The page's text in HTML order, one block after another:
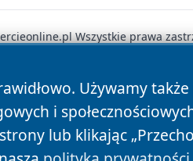
Używamy
i
lub klikając
Wszystkie prawa
Prywatności Polityka